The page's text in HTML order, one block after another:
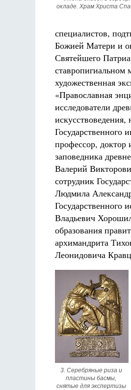
окладе. Храм Христа
специалистов,
Божией Матери и
Святейшего
ставропигиальном
художественная
«Православная
исследователи
Государственного
профессор, доктор
заповедника
Валерий
сотрудник
Людмила
Государственного
Владьевич
образования
архимандрита
Леонидовича
3. Серебряные риза и
пластины басмы,
снятые для экспертизы
Как найти